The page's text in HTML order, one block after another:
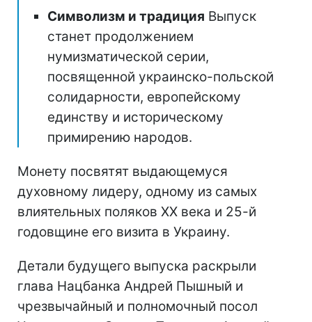
Символизм и традиция Выпуск
станет продолжением
нумизматической серии,
посвященной украинско-польской
солидарности, европейскому
единству и историческому
примирению народов.
Монету посвятят выдающемуся
духовному лидеру, одному из самых
влиятельных поляков ХХ века и 25-й
годовщине его визита в Украину.
Детали будущего выпуска раскрыли
глава Нацбанка Андрей Пышный и
чрезвычайный и полномочный посол